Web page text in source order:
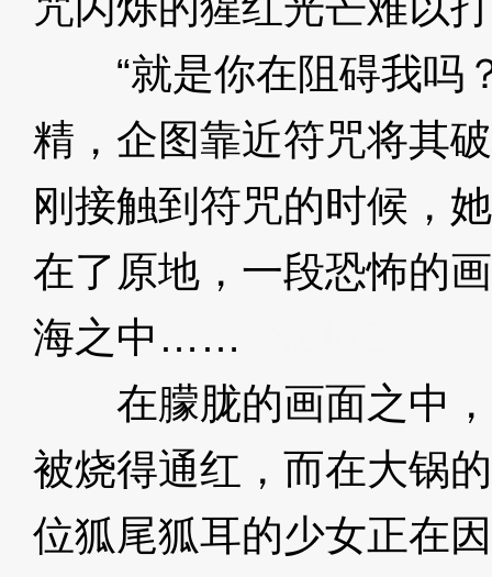
“就是你在阻碍我吗
精，企图靠近符咒将其
刚接触到符咒的时候，
在了原地，一段恐怖的
海之中……
在朦胧的画面之中，
被烧得通红，而在大锅
位狐尾狐耳的少女正在